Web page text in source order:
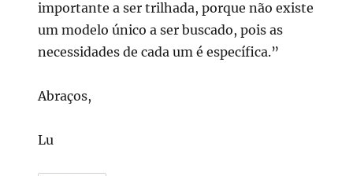
importante a ser trilhada, porque não existe
um modelo único a ser buscado, pois as
necessidades de cada um é específica.”
Abraços,
Lu